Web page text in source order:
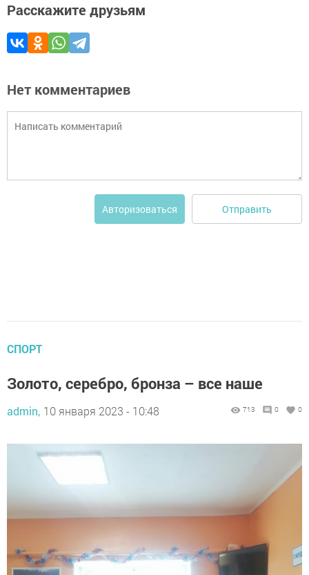
Расскажите друзьям
Нет комментариев
Авторизоваться Отправить
СПОРТ
Золото, серебро, бронза – все наше
admin, 10 января 2023 - 10:48 713 0 0